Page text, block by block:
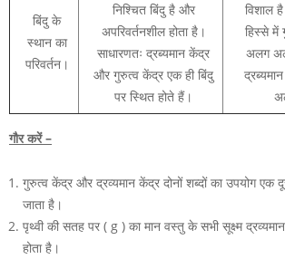
बिंदु के
स्थान का
परिवर्तन।
निश्चित बिंदु है और
अपरिवर्तनशील होता है।
साधारणतः द्रब्यमान केंद्र
और गुरुत्व केंद्र एक ही बिंदु
पर स्थित होते हैं।
विशाल
हिस्से में
अलग
गौर करें –
गुरुत्व केंद्र और द्रव्यमान केंद्र दोनों शब्दों का उपयोग एक
जाता है।
पृथ्वी की सतह पर ( g ) का मान वस्तु के सभी सूक्ष्म
होता है।